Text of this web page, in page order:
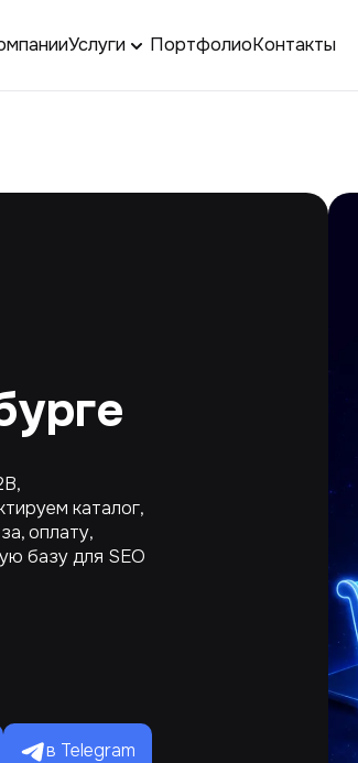
Услуги ПортфолиоКонтакты
каталог,
оплату,
базу для SEO
в Telegram